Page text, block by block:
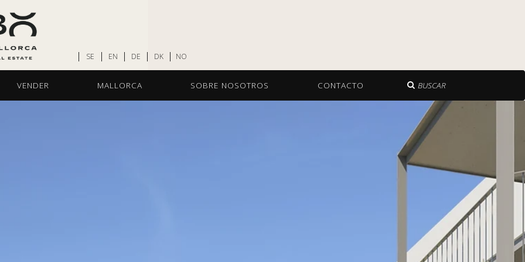
SE EN DE DK NO
VENDER MALLORCA SOBRE NOSOTROS CONTACTO BUSCAR